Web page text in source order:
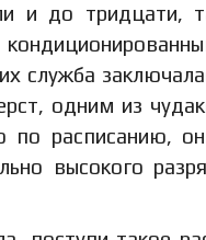
и до тридцати,
служба
одним из
по расписанию,
высокого